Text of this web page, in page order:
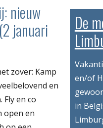
nieuw
januari
zover: Kamp
en
en co
open en
De
en/of
in